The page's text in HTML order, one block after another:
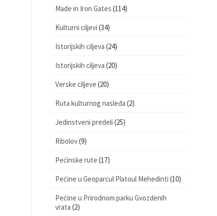
Made in Iron Gates (114)
Kulturni ciljevi (34)
Istorijskih ciljeva (24)
Istorijskih ciljeva (20)
Verske ciljeve (20)
Ruta kulturnog nasleđa (2)
Jedinstveni predeli (25)
Ribolov(9)
Pećinske rute (17)
Pećine u Geoparcul Platoul Mehedinti (10)
Pećine u Prirodnom parku Gvozdenih
vrata (2)